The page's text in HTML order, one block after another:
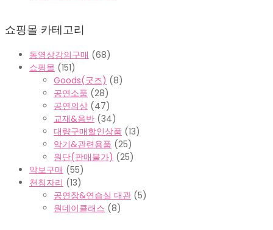
쇼핑몰 카테고리
동영상강의구매 (68)
쇼핑몰 (151)
Goods(굿즈) (8)
공연소품 (28)
공연의상 (47)
교재&음반 (34)
대량구매할인상품 (13)
악기&관련용품 (25)
원단(판매불가) (25)
악보구매 (55)
천칭자리 (13)
공연장&연습실 대관 (5)
원데이클래스 (8)